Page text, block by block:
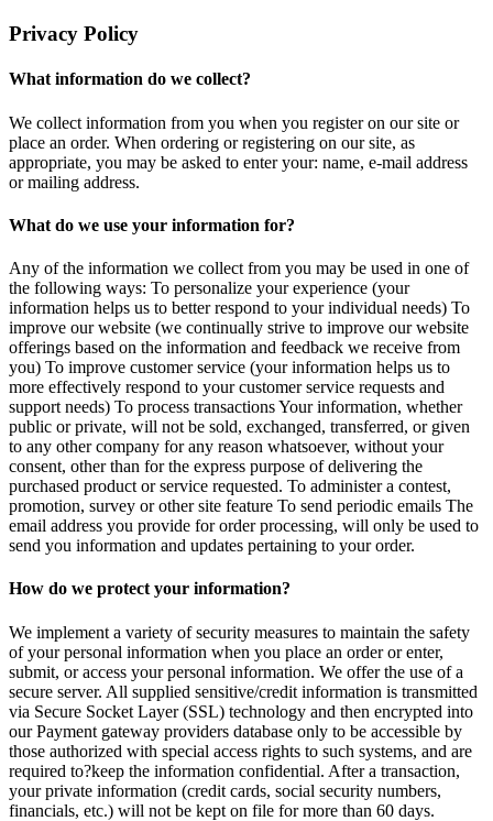
Privacy Policy
What information do we collect?
We collect information from you when you register on our site or
place an order. When ordering or registering on our site, as
appropriate, you may be asked to enter your: name, e-mail address
or mailing address.
What do we use your information for?
Any of the information we collect from you may be used in one of
the following ways: To personalize your experience (your
information helps us to better respond to your individual needs) To
improve our website (we continually strive to improve our website
offerings based on the information and feedback we receive from
you) To improve customer service (your information helps us to
more effectively respond to your customer service requests and
support needs) To process transactions Your information, whether
public or private, will not be sold, exchanged, transferred, or given
to any other company for any reason whatsoever, without your
consent, other than for the express purpose of delivering the
purchased product or service requested. To administer a contest,
promotion, survey or other site feature To send periodic emails The
email address you provide for order processing, will only be used to
send you information and updates pertaining to your order.
How do we protect your information?
We implement a variety of security measures to maintain the safety
of your personal information when you place an order or enter,
submit, or access your personal information. We offer the use of a
secure server. All supplied sensitive/credit information is transmitted
via Secure Socket Layer (SSL) technology and then encrypted into
our Payment gateway providers database only to be accessible by
those authorized with special access rights to such systems, and are
required to?keep the information confidential. After a transaction,
your private information (credit cards, social security numbers,
financials, etc.) will not be kept on file for more than 60 days.